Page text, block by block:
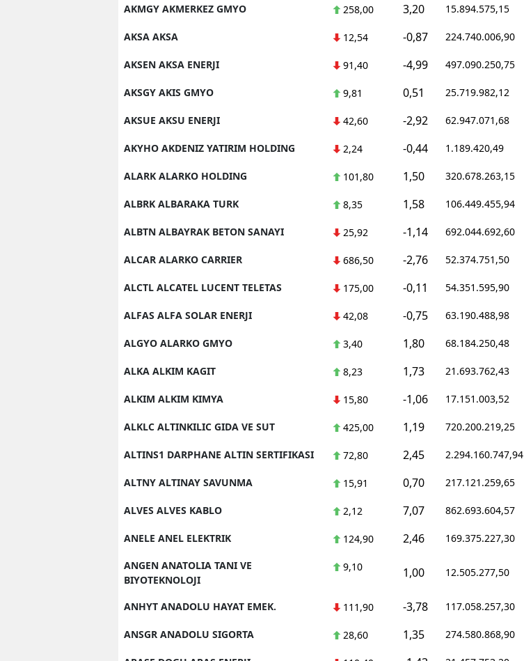
AKMGY AKMERKEZ GMYO 258,00 3,20 15.894.575,15
AKSA AKSA 12,54 -0,87 224.740.006,90
AKSEN AKSA ENERJI 91,40 -4,99 497.090.250,75
AKSGY AKIS GMYO 9,81 0,51 25.719.982,12
AKSUE AKSU ENERJI 42,60 -2,92 62.947.071,68
AKYHO AKDENIZ YATIRIM HOLDING 2,24 -0,44 1.189.420,49
ALARK ALARKO HOLDING 101,80 1,50 320.678.263,15
ALBRK ALBARAKA TURK 8,35 1,58 106.449.455,94
ALBTN ALBAYRAK BETON SANAYI 25,92 -1,14 692.044.692,60
ALCAR ALARKO CARRIER 686,50 -2,76 52.374.751,50
ALCTL ALCATEL LUCENT TELETAS 175,00 -0,11 54.351.595,90
ALFAS ALFA SOLAR ENERJI 42,08 -0,75 63.190.488,98
ALGYO ALARKO GMYO 3,40 1,80 68.184.250,48
ALKA ALKIM KAGIT 8,23 1,73 21.693.762,43
ALKIM ALKIM KIMYA 15,80 -1,06 17.151.003,52
ALKLC ALTINKILIC GIDA VE SUT 425,00 1,19 720.200.219,25
ALTINS1 DARPHANE ALTIN SERTIFIKASI 72,80 2,45 2.294.160.747,94
ALTNY ALTINAY SAVUNMA 15,91 0,70 217.121.259,65
ALVES ALVES KABLO 2,12 7,07 862.693.604,57
ANELE ANEL ELEKTRIK 124,90 2,46 169.375.227,30
ANGEN ANATOLIA TANI VE
BIYOTEKNOLOJI
9,10 1,00 12.505.277,50
ANHYT ANADOLU HAYAT EMEK. 111,90 -3,78 117.058.257,30
ANSGR ANADOLU SIGORTA 28,60 1,35 274.580.868,90